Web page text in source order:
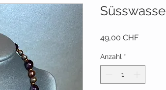
49,00 CHFPreis
Anzahl *